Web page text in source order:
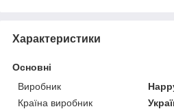
Характеристики
Основні
Виробник
Країна виробник